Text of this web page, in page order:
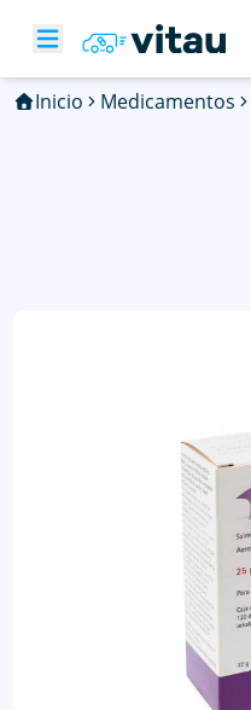
Inicio Medicamentos